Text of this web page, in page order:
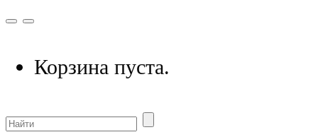
Корзина пуста.